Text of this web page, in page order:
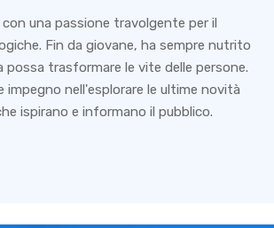
una passione travolgente per il
Fin da giovane, ha sempre nutrito
trasformare le vite delle persone.
nell'esplorare le ultime novità
ispirano e informano il pubblico.